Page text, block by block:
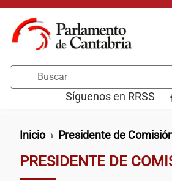
Pasar al contenido principal
Síguenos en RRSS
Ruta de navegación
Inicio Presidente de
PRESIDENTE DE